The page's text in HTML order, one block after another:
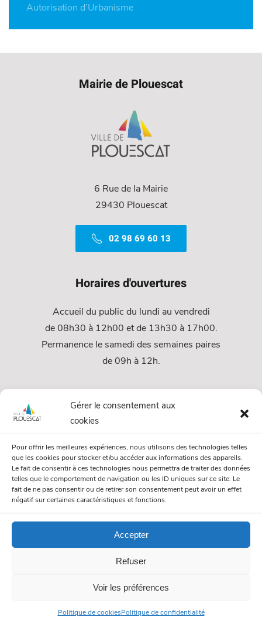
Gérer le consentement aux
cookies
Pour offrir les meilleures expériences, nous utilisons des technologies telles
que les cookies pour stocker et/ou accéder aux informations des appareils.
Le fait de consentir à ces technologies nous permettra de traiter des données
telles que le comportement de navigation ou les ID uniques sur ce site. Le
fait de ne pas consentir ou de retirer son consentement peut avoir un effet
négatif sur certaines caractéristiques et fonctions.
Accepter
Refuser
Voir les préférences
Politique de cookiesPolitique de confidentialité
Autorisation d’Urbanisme
Mairie de Plouescat
6 Rue de la Mairie
29430 Plouescat
02 98 69 60 13
Horaires d'ouvertures
Accueil du public du lundi au vendredi
de 08h30 à 12h00 et de 13h30 à 17h00.
Permanence le samedi des semaines paires
de 09h à 12h.
Services
Urbanisme
Papiers et citoyenneté
Numéros Utiles
© Mairie de Plouescat. Tous droits réservés. /Mentions légales
Politique de gestion des cookies/Politique de confidentialité